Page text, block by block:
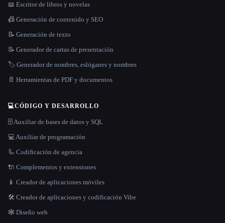
📖 Escritor de libros y novelas
📠 Generación de contenido y SEO
📝 Generación de texto
📝 Generador de cartas de presentación
🏷️ Generador de nombres, eslóganes y nombres
📄 Herramientas de PDF y documentos
💻CÓDIGO Y DESARROLLO
🗄️ Auxiliar de bases de datos y SQL
💻 Auxiliar de programación
🦾 Codificación de agencia
🔌 Complementos y extensiones
📱 Creador de aplicaciones móviles
🛠️ Creador de aplicaciones y codificación Vibe
🕸 Diseño web